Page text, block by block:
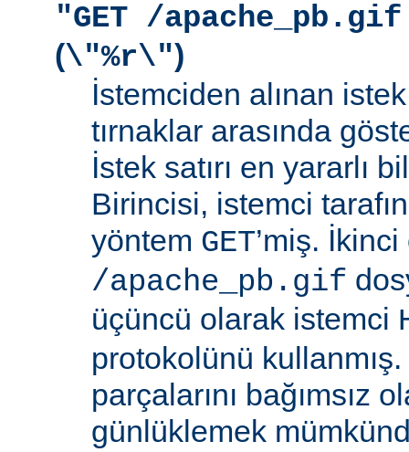
"GET /
(\"%r\")
İstemciden alınan istek
tırnaklar arasında
İstek satırı en yararlı
Birincisi, istemci
yöntem GET’miş.
/apache_pb.gif
üçüncü olarak istemci
protokolünü kullanmış.
parçalarını bağımsız
günlüklemek